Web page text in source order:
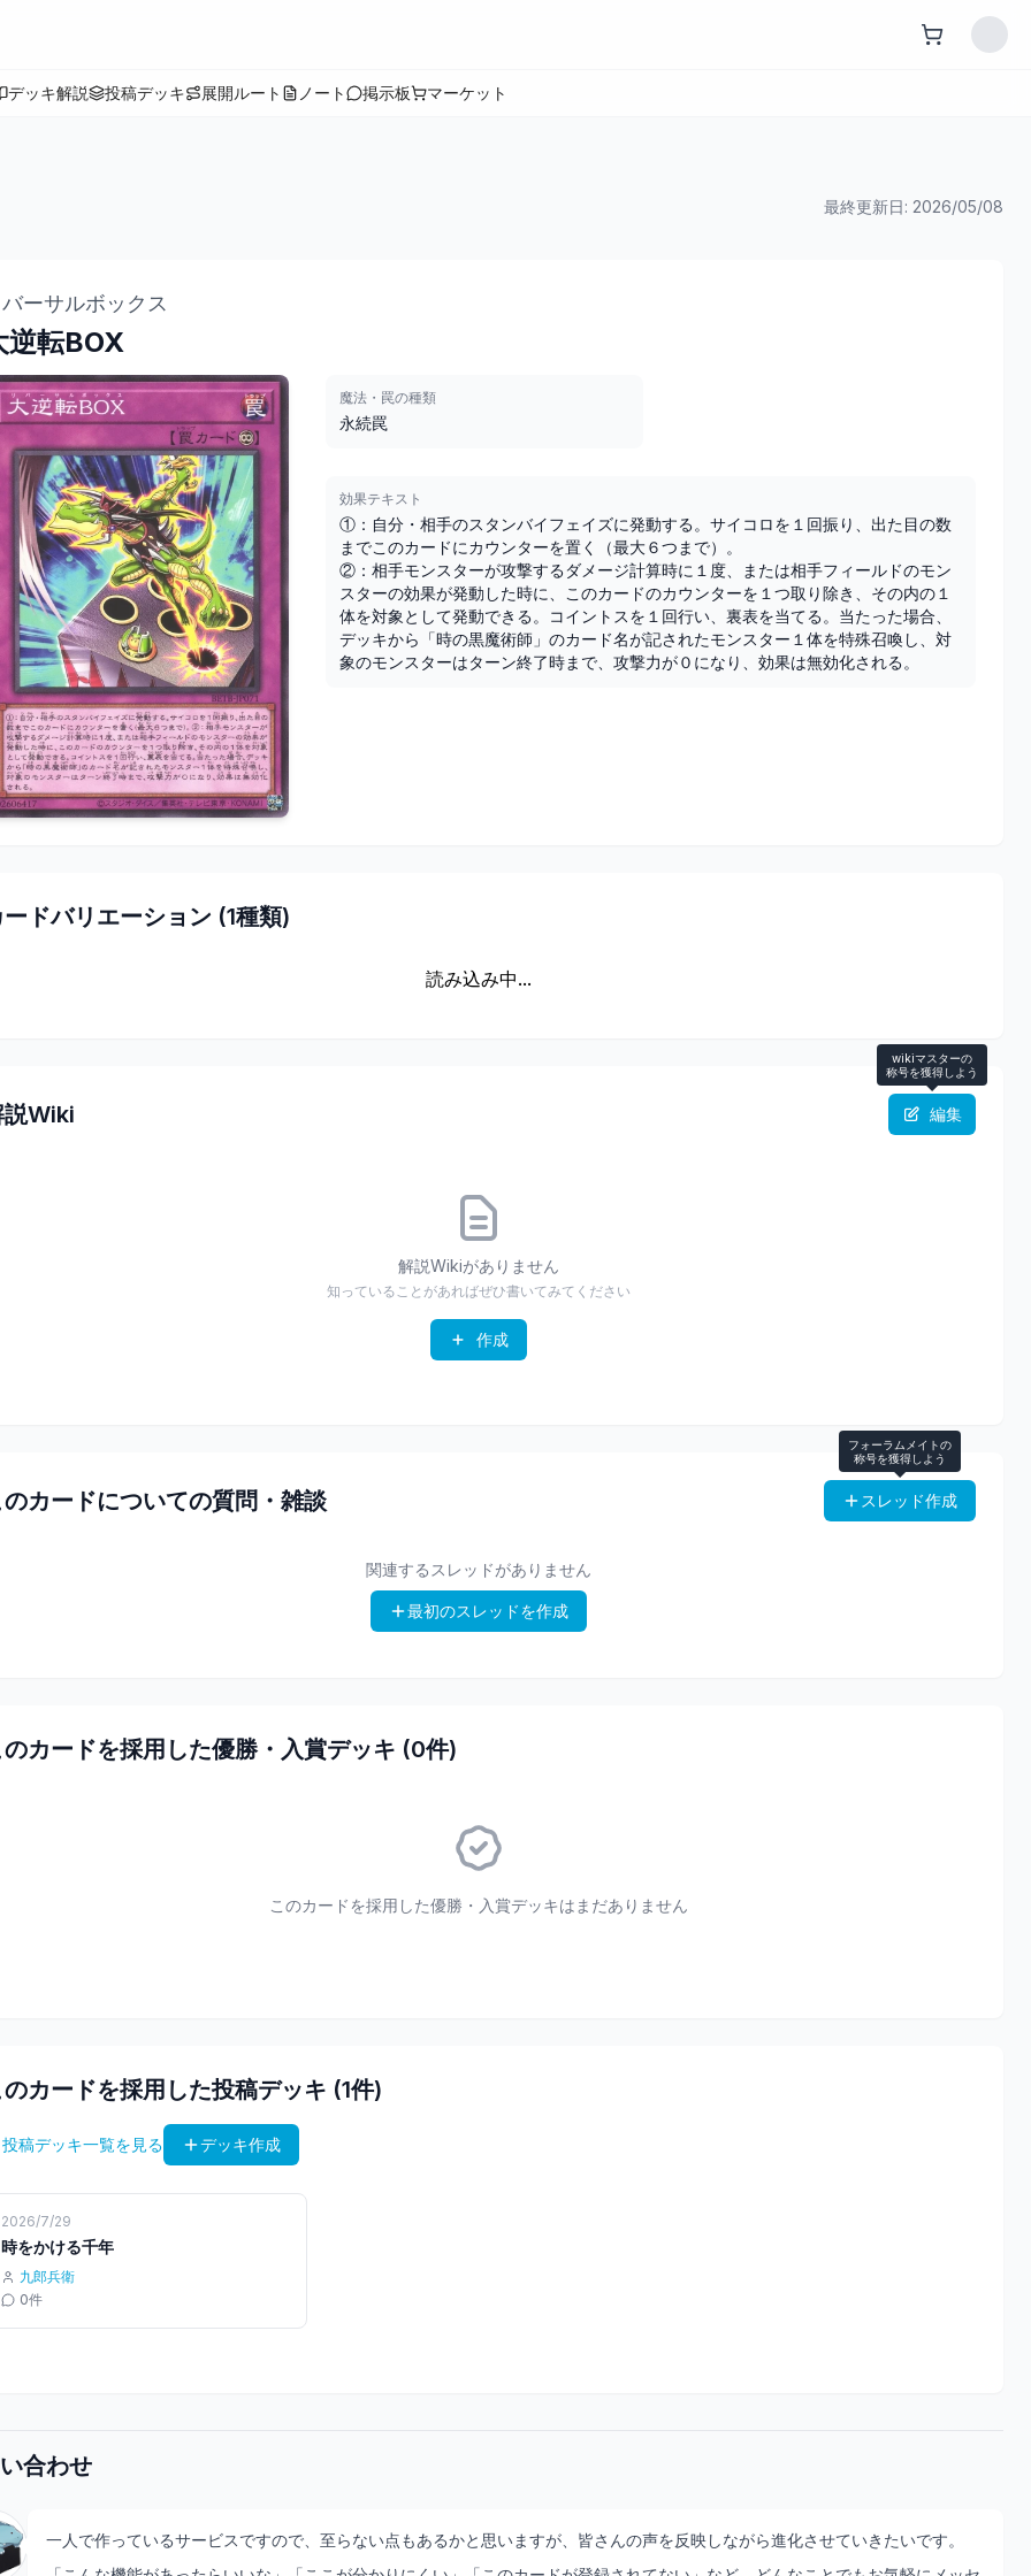
デッキ解説 投稿デッキ 展開ルート ノート 掲示板 マーケット
最終更新日: 2026/05/08
ーサルボックス
逆転BOX
魔法・罠の種類
永続罠
効果テキスト
①：自分・相手のスタンバイフェイズに発動する。サイコロを１回振り、出た目の数
までこのカードにカウンターを置く（最大６つまで）。
②：相手モンスターが攻撃するダメージ計算時に１度、または相手フィールドのモン
スターの効果が発動した時に、このカードのカウンターを１つ取り除き、その内の１
体を対象として発動できる。コイントスを１回行い、裏表を当てる。当たった場合、
デッキから「時の黒魔術師」のカード名が記されたモンスター１体を特殊召喚し、対
象のモンスターはターン終了時まで、攻撃力が０になり、効果は無効化される。
ドバリエーション (1種類)
読み込み中...
説Wiki
wikiマスターの
称号を獲得しよう
編集
解説Wikiがありません
知っていることがあればぜひ書いてみてください
作成
カードについての質問・雑談
フォーラムメイトの
称号を獲得しよう
スレッド作成
関連するスレッドがありません
最初のスレッドを作成
カードを採用した優勝・入賞デッキ (0件)
このカードを採用した優勝・入賞デッキはまだありません
カードを採用した投稿デッキ (1件)
稿デッキ一覧を見る デッキ作成
2026/7/29
時をかける千年
九郎兵衛
0件
合わせ
一人で作っているサービスですので、至らない点もあるかと思いますが、皆さんの声を反映しながら進化させていきたいです。